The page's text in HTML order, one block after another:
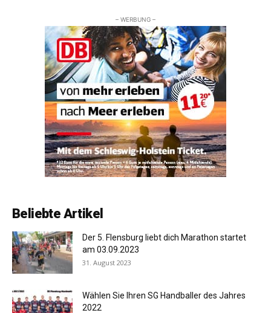
– WERBUNG –
Beliebte Artikel
Der 5. Flensburg liebt dich Marathon startet
am 03.09.2023
31. August 2023
Wählen Sie Ihren SG Handballer des Jahres
2022